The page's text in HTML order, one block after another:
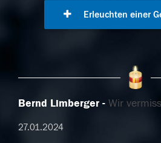
Erleuchten einer
Bernd Limberger Wir
27.01.2024